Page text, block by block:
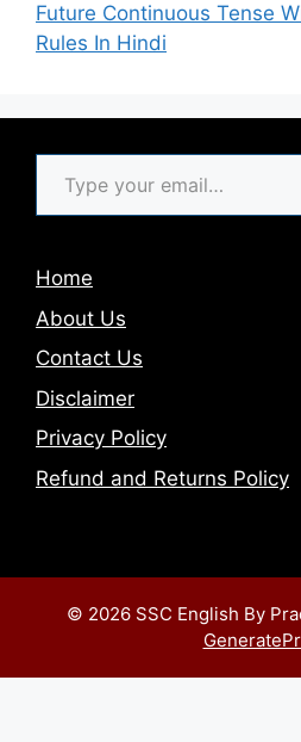
Future Continuous Tense
Rules In Hindi
Type your email…
Home
About Us
Contact Us
Disclaimer
Privacy Policy
Refund and Returns Policy
© 2026 SSC English By